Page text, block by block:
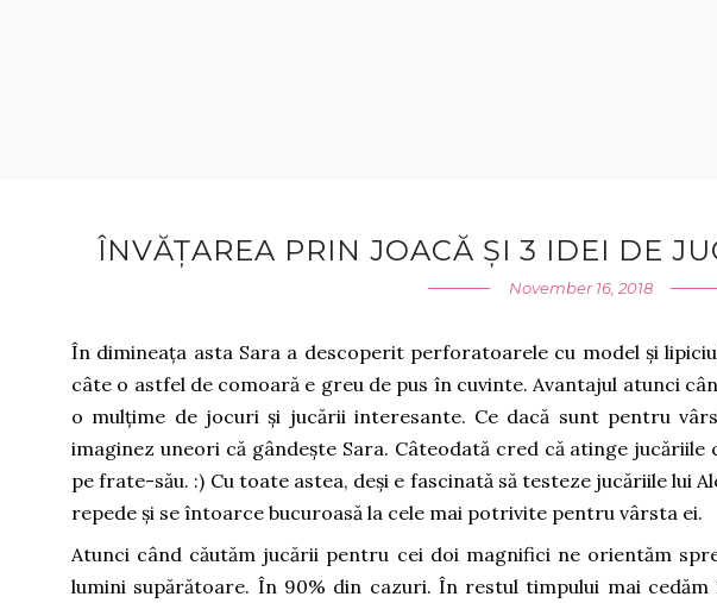
ÎNVĂȚAREA PRIN JOACĂ ȘI 3 IDEI DE
November 16, 2018
În dimineața asta Sara a descoperit perforatoarele cu model și
câte o astfel de comoară e greu de pus în cuvinte. Avantajul atunci
o mulțime de jocuri și jucării interesante. Ce dacă sunt pentru
imaginez uneori că gândește Sara. Câteodată cred că atinge
pe frate-său. :) Cu toate astea, deși e fascinată să testeze jucăriile lui
repede și se întoarce bucuroasă la cele mai potrivite pentru vârsta ei.
Atunci când căutăm jucării pentru cei doi magnifici ne orientăm
lumini supărătoare. În 90% din cazuri. În restul timpului mai